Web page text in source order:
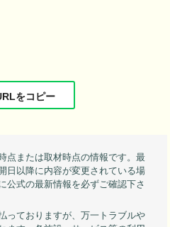
をコピー
点または取材時点の情報です。最
日以降に内容が変更されている場
公式の最新情報を必ずご確認下さ
っておりますが、万一トラブルや